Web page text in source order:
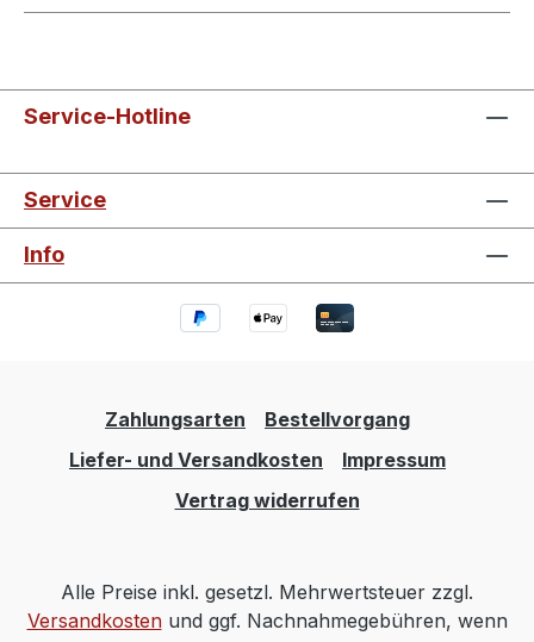
Service-Hotline
Service
Info
Zahlungsarten
Bestellvorgang
Liefer- und Versandkosten
Impressum
Vertrag widerrufen
Alle Preise inkl. gesetzl. Mehrwertsteuer zzgl.
Versandkostenund ggf. Nachnahmegebühren, wenn